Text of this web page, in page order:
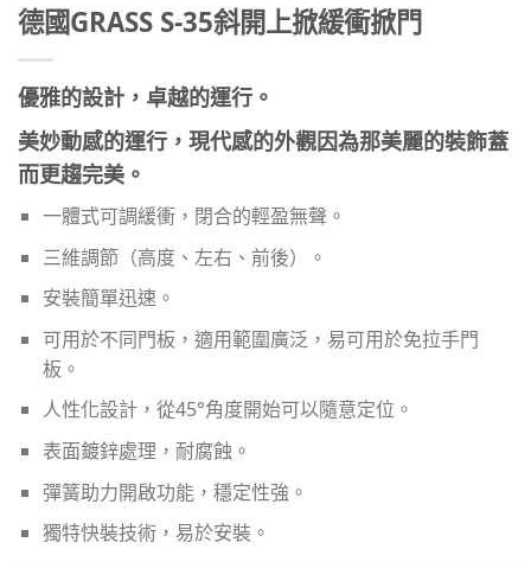
德國GRASS S-35斜開上掀緩衝掀門
優雅的設計，卓越的運行。
美妙動感的運行，現代感的外觀因為那美麗的裝飾蓋
而更趨完美。
一體式可調緩衝，閉合的輕盈無聲。
三維調節（高度、左右、前後）。
安裝簡單迅速。
可用於不同門板，適用範圍廣泛，易可用於免拉手門
板。
人性化設計，從45°角度開始可以隨意定位。
表面鍍鋅處理，耐腐蝕。
彈簧助力開啟功能，穩定性強。
獨特快裝技術，易於安裝。